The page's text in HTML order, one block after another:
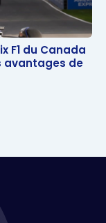
du Canada à
de
F1 du Canada
avantages de